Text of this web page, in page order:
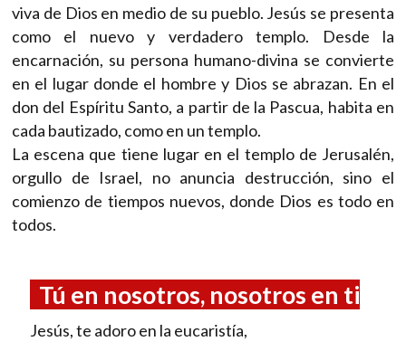
viva de Dios en medio de su pueblo. Jesús se presenta
como el nuevo y verdadero templo. Desde la
encarnación, su persona humano-divina se convierte
en el lugar donde el hombre y Dios se abrazan. En el
don del Espíritu Santo, a partir de la Pascua, habita en
cada bautizado, como en un templo.
La escena que tiene lugar en el templo de Jerusalén,
orgullo de Israel, no anuncia destrucción, sino el
comienzo de tiempos nuevos, donde Dios es todo en
todos.
Tú en nosotros, nosotros en ti
Jesús, te adoro en la eucaristía,